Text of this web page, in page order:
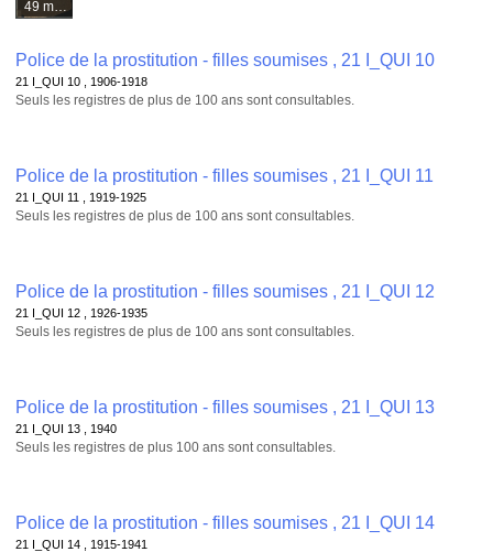
Police de la prostitution - filles soumises , 21 I_QUI 10
21 I_QUI 10 , 1906-1918
Seuls les registres de plus de 100 ans sont consultables.
Police de la prostitution - filles soumises , 21 I_QUI 11
21 I_QUI 11 , 1919-1925
Seuls les registres de plus de 100 ans sont consultables.
Police de la prostitution - filles soumises , 21 I_QUI 12
21 I_QUI 12 , 1926-1935
Seuls les registres de plus de 100 ans sont consultables.
Police de la prostitution - filles soumises , 21 I_QUI 13
21 I_QUI 13 , 1940
Seuls les registres de plus 100 ans sont consultables.
Police de la prostitution - filles soumises , 21 I_QUI 14
21 I_QUI 14 , 1915-1941